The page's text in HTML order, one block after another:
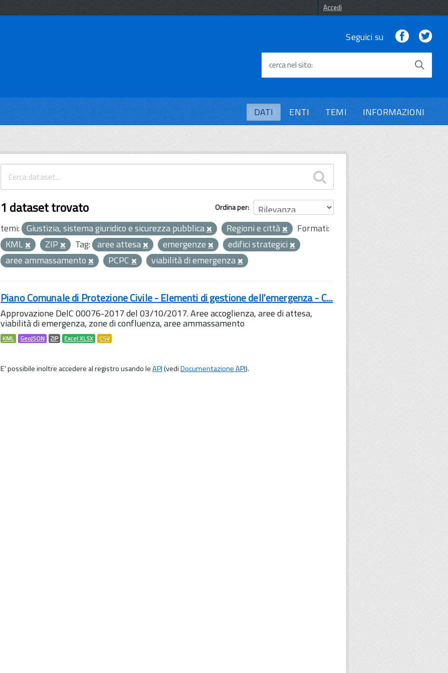
Accedi
Seguici su Facebook
cerca nel sito
DATI ENTI TEMI INFORMAZIONI
Ordina per
1 dataset trovato
temi: Giustizia, sistema giuridico e sicurezza pubblica Regioni e città
Formati:
KML
ZIP Tag: aree attesa emergenze
edifici strategici
aree ammassamento
PCPC viabilità di emergenza
Piano Comunale di Protezione Civile - Elementi di gestione dell'emergenza - C...
Approvazione DelC 00076-2017 del 03/10/2017. Aree accoglienza, aree di attesa,
viabilità di emergenza, zone di confluenza, aree ammassamento
KML GeoJSON ZIP Excel XLSX CSV
E' possibile inoltre accedere al registro usando leAPI(vediDocumentazione API).